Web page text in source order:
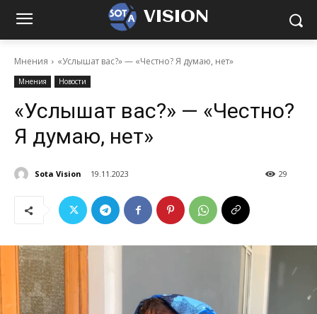
VISION
Мнения «Услышат вас?» — «Честно? Я думаю, нет»
Мнения Новости
«Услышат вас?» — «Честно?
Я думаю, нет»
Sota Vision 19.11.2023 29